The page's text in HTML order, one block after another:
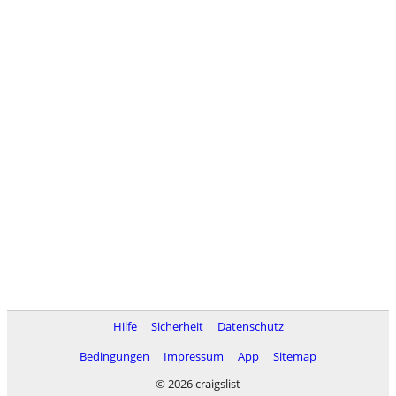
Hilfe Sicherheit
Datenschutz
Bedingungen
Impressum App
Sitemap
© 2026 craigslist